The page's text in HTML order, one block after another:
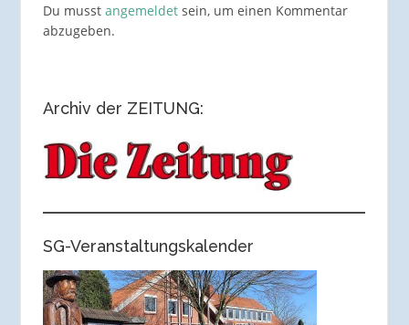
Du musst angemeldetsein, um einen Kommentar
abzugeben.
Archiv der ZEITUNG:
SG-Veranstaltungskalender